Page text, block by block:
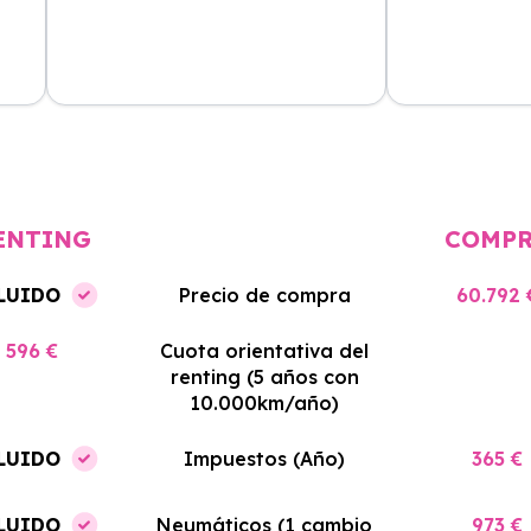
Precio de compra 60.792
596 €
Cuota orientativa del
renting (5 años con
10.000km/año)
Impuestos (Año) 365 €
Neumáticos (1 cambio
973 €